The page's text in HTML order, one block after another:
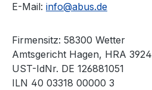
E-Mail: info@abus.de
Firmensitz: 58300 Wetter
Amtsgericht Hagen, HRA 3924
UST-IdNr. DE 126881051
ILN 40 03318 00000 3